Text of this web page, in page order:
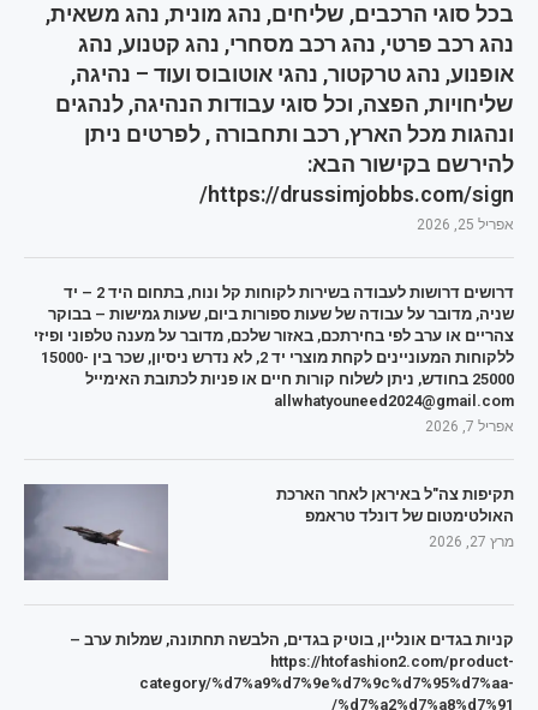
בכל סוגי הרכבים, שליחים, נהג מונית, נהג משאית,
נהג רכב פרטי, נהג רכב מסחרי, נהג קטנוע, נהג
אופנוע, נהג טרקטור, נהגי אוטובוס ועוד – נהיגה,
שליחויות, הפצה, וכל סוגי עבודות הנהיגה, לנהגים
ונהגות מכל הארץ, רכב ותחבורה , לפרטים ניתן
להירשם בקישור הבא:
https://drussimjobbs.com/sign/
אפריל 25, 2026
דרושים דרושות לעבודה בשירות לקוחות קל ונוח, בתחום היד 2 – יד
שניה, מדובר על עבודה של שעות ספורות ביום, שעות גמישות – בבוקר
צהריים או ערב לפי בחירתכם, באזור שלכם, מדובר על מענה טלפוני ופיזי
ללקוחות המעוניינים לקחת מוצרי יד 2, לא נדרש ניסיון, שכר בין 15000-
25000 בחודש, ניתן לשלוח קורות חיים או פניות לכתובת האימייל
allwhatyouneed2024@gmail.com
אפריל 7, 2026
תקיפות צה"ל באיראן לאחר הארכת
האולטימטום של דונלד טראמפ
מרץ 27, 2026
קניות בגדים אונליין, בוטיק בגדים, הלבשה תחתונה, שמלות ערב –
https://htofashion2.com/product-
category/%d7%a9%d7%9e%d7%9c%d7%95%d7%aa-
%d7%a2%d7%a8%d7%91/